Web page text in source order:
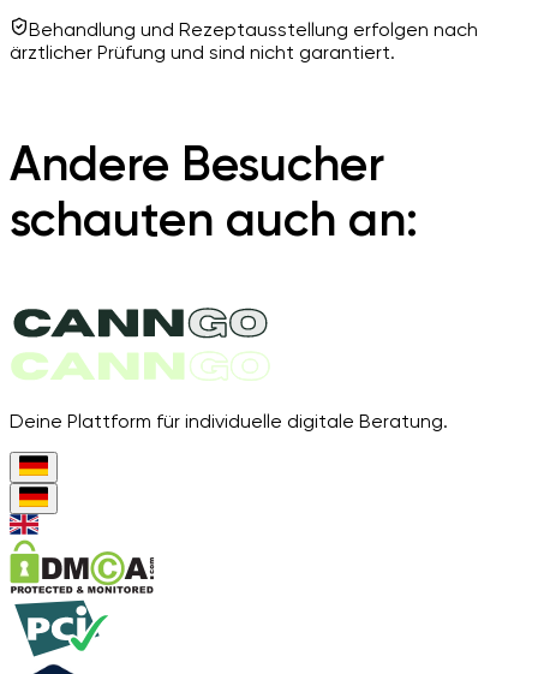
Behandlung und Rezeptausstellung erfolgen nach
ärztlicher Prüfung und sind nicht garantiert.
Andere Besucher
schauten auch an:
Deine Plattform für individuelle digitale Beratung.